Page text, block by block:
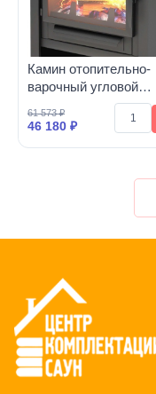
Камин отопительно-
варочный угловой
ТЕПЛОДАР ОВ-120
61 573 ₽
46 180 ₽